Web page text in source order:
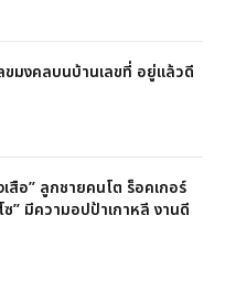
ขมงคลบนบ้านเลขที่ อยู่แล้วดี
สือ” ลูกชายคนโต ร็อคเกอร์
ซ” มีความอปป้าเกาหลี งานดี